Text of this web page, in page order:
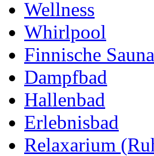
Wellness
Whirlpool
Finnische Sauna
Dampfbad
Hallenbad
Erlebnisbad
Relaxarium